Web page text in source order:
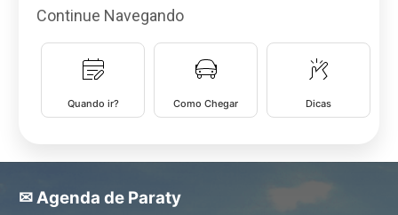
Continue Navegando
Quando ir? Como Chegar Dicas
✉ Agenda de Paraty